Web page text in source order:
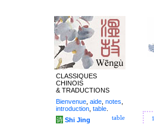
1
CLASSIQUES
CHINOIS
& TRADUCTIONS
Bienvenue aide notes
introduction table
table
诗 Shi Jing